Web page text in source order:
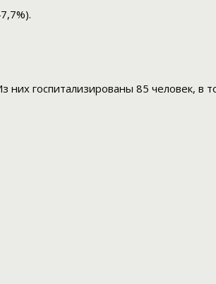
госпитализированы 85 человек, в